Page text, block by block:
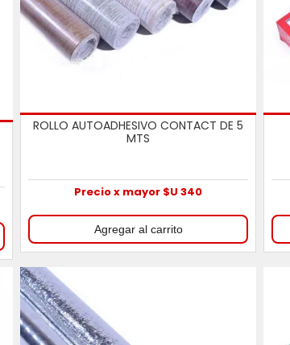
ROLLO AUTOADHESIVO CONTACT DE 5
MTS
Precio x mayor $U 340